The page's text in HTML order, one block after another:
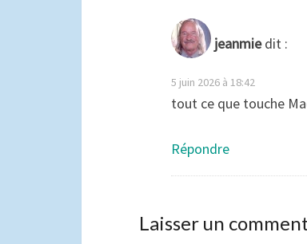
jeanmie dit :
5 juin 2026 à 18:42
tout ce que touche
Répondre
Laisser un